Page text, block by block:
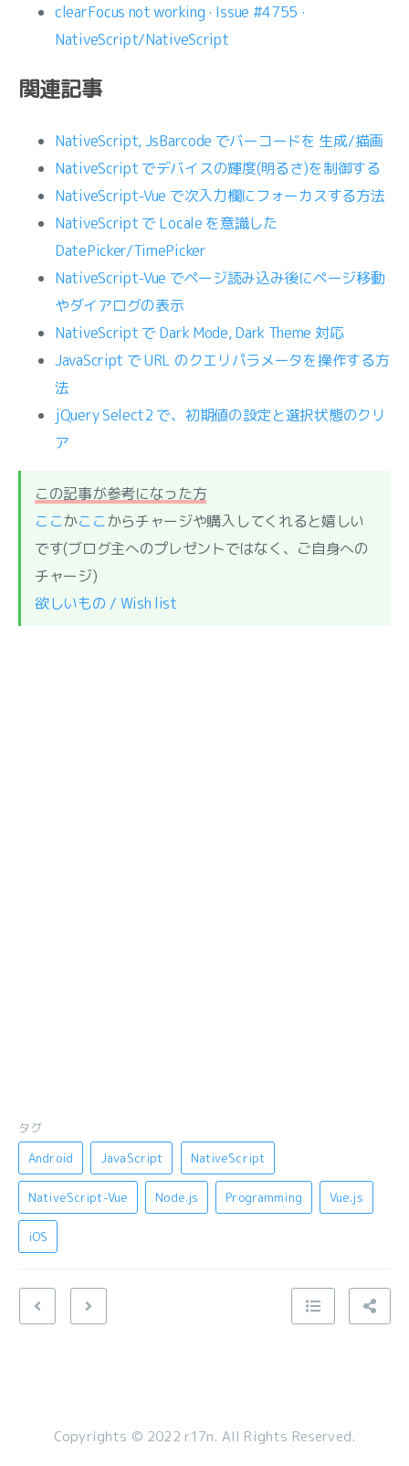
clearFocus not working · Issue #4755 ·
NativeScript/NativeScript
関連記事
NativeScript, JsBarcode でバーコードを 生成/描画
NativeScript でデバイスの輝度(明るさ)を制御する
NativeScript-Vue で次入力欄にフォーカスする方法
NativeScript で Locale を意識した
DatePicker/TimePicker
NativeScript-Vue でページ読み込み後にページ移動
やダイアログの表示
NativeScript で Dark Mode, Dark Theme 対応
JavaScript で URL のクエリパラメータを操作する方
法
jQuery Select2 で、初期値の設定と選択状態のクリ
ア
この記事が参考になった方
ここかここ からチャージや購入してくれると嬉しい
です(ブログ主へのプレゼントではなく、ご自身への
チャージ)
欲しいもの / Wish list
タグ
Android
JavaScript NativeScript
NativeScript-Vue Node.js Programming Vue.js
iOS
Copyrights © 2022 r17n. All Rights Reserved.